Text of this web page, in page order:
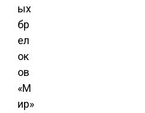
ых
бр
ел
ок
ов
«М
ир»